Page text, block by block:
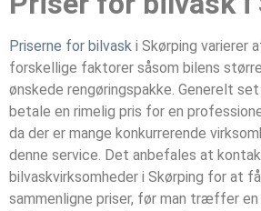
Priserne for bilvask i Skørping varierer
forskellige faktorer såsom bilens
ønskede rengøringspakke. Generelt
betale en rimelig pris for en
da der er mange konkurrerende
denne service. Det anbefales at
bilvaskvirksomheder i Skørping for at
sammenligne priser, før man træffer en